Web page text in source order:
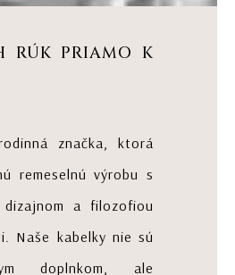
RÚK PRIAMO K
značka, ktorá
remeselnú výrobu s
dizajnom a filozofiou
Naše kabelky nie sú
doplnkom, ale